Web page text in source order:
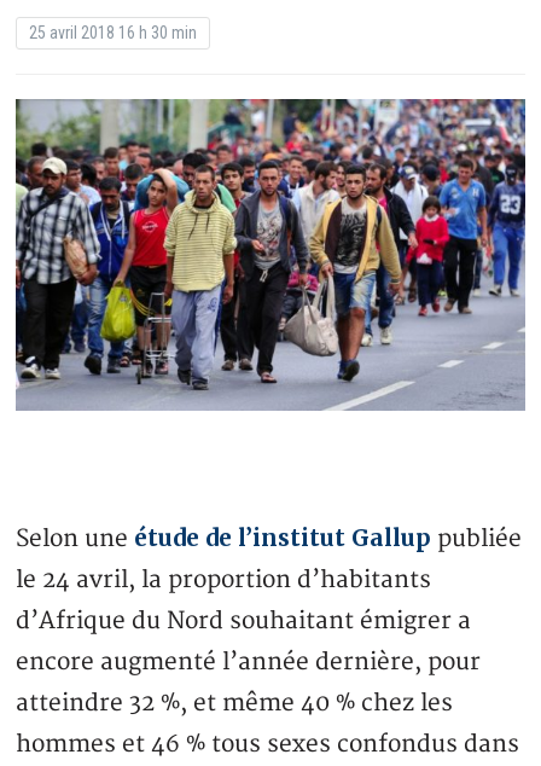
25 avril 2018 16 h 30 min
Selon une étude de l’institut Gallup publiée
le 24 avril, la proportion d’habitants
d’Afrique du Nord souhaitant émigrer a
encore augmenté l’année dernière, pour
atteindre 32 %, et même 40 % chez les
hommes et 46 % tous sexes confondus dans